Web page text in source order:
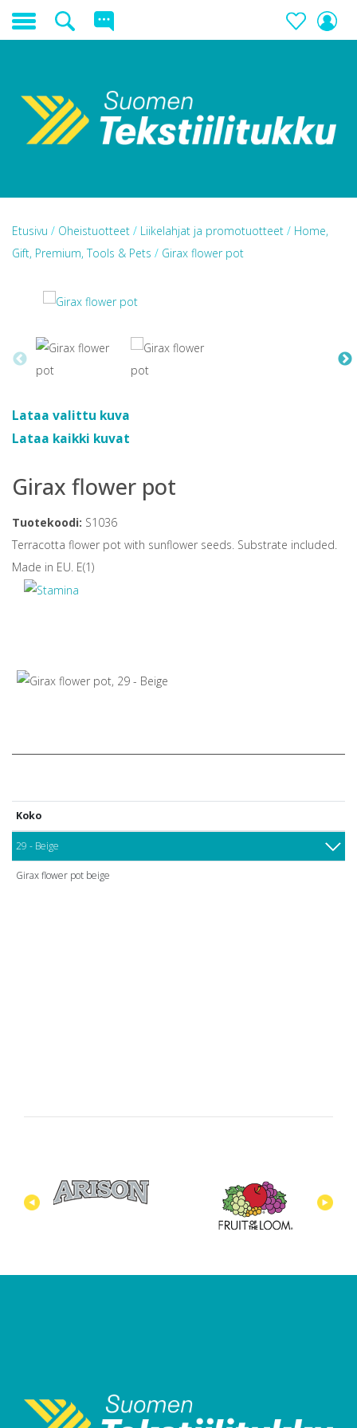
Etusivu / Oheistuotteet / Liikelahjat ja promotuotteet / Home,
Gift, Premium, Tools & Pets / Girax flower pot
Lataa valittu kuva
Lataa kaikki kuvat
Girax flower pot
Tuotekoodi: S1036
Terracotta flower pot with sunflower seeds. Substrate included.
Made in EU. E(1)
Koko
29 - Beige
Girax flower pot beige